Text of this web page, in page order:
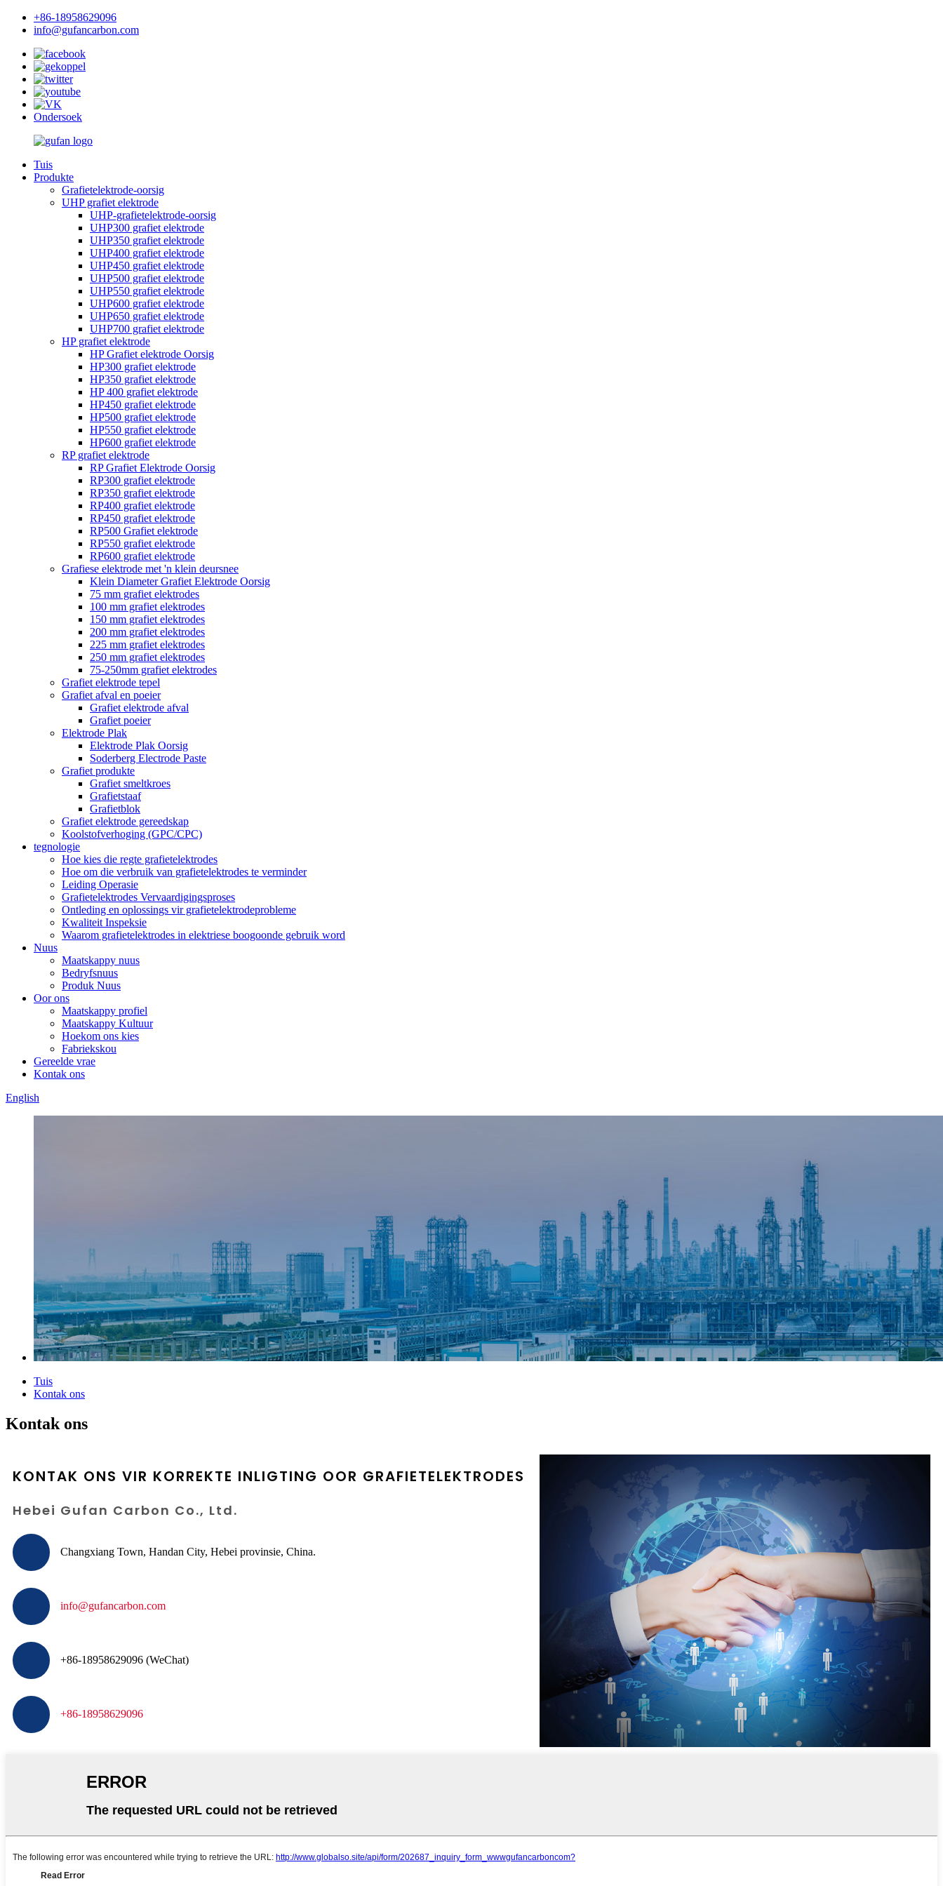
+86-18958629096
info@gufancarbon.com
Ondersoek
Tuis
Produkte
Grafietelektrode-oorsig
UHP grafiet elektrode
UHP-grafietelektrode-oorsig
UHP300 grafiet elektrode
UHP350 grafiet elektrode
UHP400 grafiet elektrode
UHP450 grafiet elektrode
UHP500 grafiet elektrode
UHP550 grafiet elektrode
UHP600 grafiet elektrode
UHP650 grafiet elektrode
UHP700 grafiet elektrode
HP grafiet elektrode
HP Grafiet elektrode Oorsig
HP300 grafiet elektrode
HP350 grafiet elektrode
HP 400 grafiet elektrode
HP450 grafiet elektrode
HP500 grafiet elektrode
HP550 grafiet elektrode
HP600 grafiet elektrode
RP grafiet elektrode
RP Grafiet Elektrode Oorsig
RP300 grafiet elektrode
RP350 grafiet elektrode
RP400 grafiet elektrode
RP450 grafiet elektrode
RP500 Grafiet elektrode
RP550 grafiet elektrode
RP600 grafiet elektrode
Grafiese elektrode met 'n klein deursnee
Klein Diameter Grafiet Elektrode Oorsig
75 mm grafiet elektrodes
100 mm grafiet elektrodes
150 mm grafiet elektrodes
200 mm grafiet elektrodes
225 mm grafiet elektrodes
250 mm grafiet elektrodes
75-250mm grafiet elektrodes
Grafiet elektrode tepel
Grafiet afval en poeier
Grafiet elektrode afval
Grafiet poeier
Elektrode Plak
Elektrode Plak Oorsig
Soderberg Electrode Paste
Grafiet produkte
Grafiet smeltkroes
Grafietstaaf
Grafietblok
Grafiet elektrode gereedskap
Koolstofverhoging (GPC/CPC)
tegnologie
Hoe kies die regte grafietelektrodes
Hoe om die verbruik van grafietelektrodes te verminder
Leiding Operasie
Grafietelektrodes Vervaardigingsproses
Ontleding en oplossings vir grafietelektrodeprobleme
Kwaliteit Inspeksie
Waarom grafietelektrodes in elektriese boogoonde gebruik word
Nuus
Maatskappy nuus
Bedryfsnuus
Produk Nuus
Oor ons
Maatskappy profiel
Maatskappy Kultuur
Hoekom ons kies
Fabriekskou
Gereelde vrae
Kontak ons
English
Tuis
Kontak ons
Kontak ons
KONTAK ONS VIR KORREKTE INLIGTING OOR GRAFIETELEKTRODES
Hebei Gufan Carbon Co., Ltd.
Changxiang Town, Handan City, Hebei provinsie, China.
info@gufancarbon.com
+86-18958629096 (WeChat)
+86-18958629096